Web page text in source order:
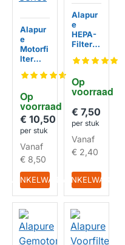
Op
voorraad
Alapur
e
Motorfi
lter
kt voor
DC28 /
DC33C
/ DC37
/
DC37C
/ DC39
/ DC53
Ball
Series
€ 10,50
per stuk
Vanaf
€ 8,50
IN WINKELWAGEN
Op
voorraad
Alapur
e
HEPA-
Filter
kt voor
DC04 /
DC05 /
DC15 /
DC19 /
DC29
€ 7,50
per stuk
Vanaf
€ 2,40
IN WINKELWAGEN